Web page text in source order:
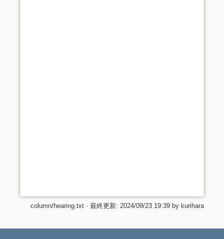
column/hearing.txt · 最終更新: 2024/09/23 19:39 by kurihara